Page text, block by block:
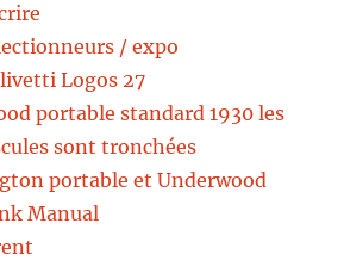
/ expo
Logos 27
portable standard 1930 les
sont tronchées
portable et Underwood
Manual